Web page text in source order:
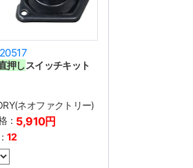
押しスイッチキット
ネオファクトリー)
： 5,910円
12